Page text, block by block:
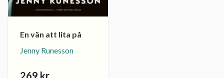
En vän att lita på
Jenny Runesson
269 kr